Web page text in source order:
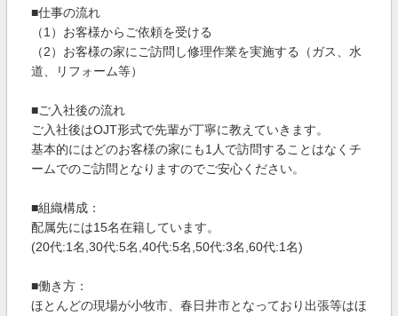
■仕事の流れ
（1）お客様からご依頼を受ける
（2）お客様の家にご訪問し修理作業を実施する（ガス、水
道、リフォーム等）
■ご入社後の流れ
ご入社後はOJT形式で先輩が丁寧に教えていきます。
基本的にはどのお客様の家にも1人で訪問することはなくチ
ームでのご訪問となりますのでご安心ください。
■組織構成：
配属先には15名在籍しています。
(20代:1名,30代:5名,40代:5名,50代:3名,60代:1名)
■働き方：
ほとんどの現場が小牧市、春日井市となっており出張等はほ